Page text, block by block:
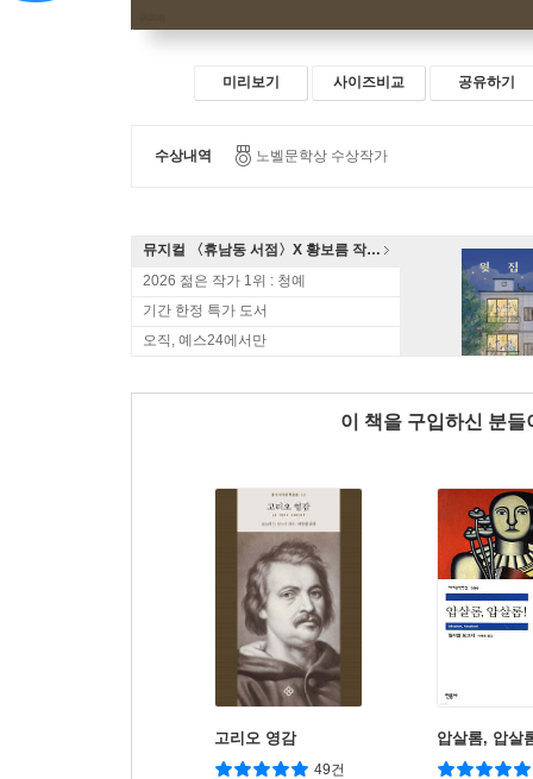
미리보기 사이즈비교 공유하기
수상내역 노벨문학상 수상작가
뮤지컬 〈휴남동 서점〉X 황보름 작가 북토크
2026 젊은 작가 1위 : 청예
기간 한정 특가 도서
오직, 예스24에서만
이 책을 구입하신 분
고리오 영감
49건
압살롬, 압살